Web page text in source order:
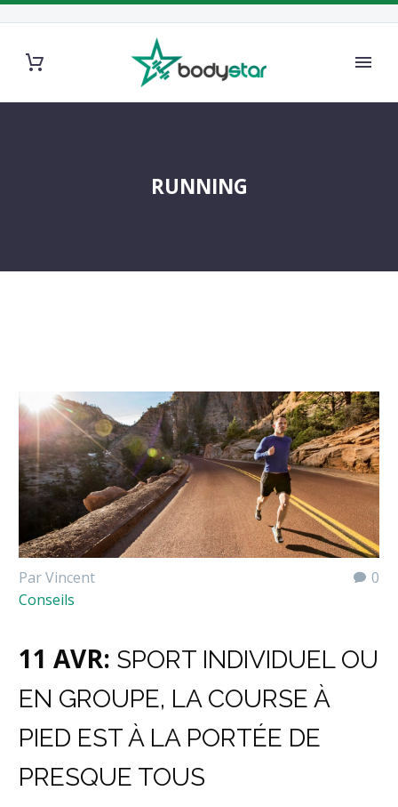
RUNNING
0
Par Vincent
Conseils
11 AVR: SPORT INDIVIDUEL OU
EN GROUPE, LA COURSE À
PIED EST À LA PORTÉE DE
PRESQUE TOUS